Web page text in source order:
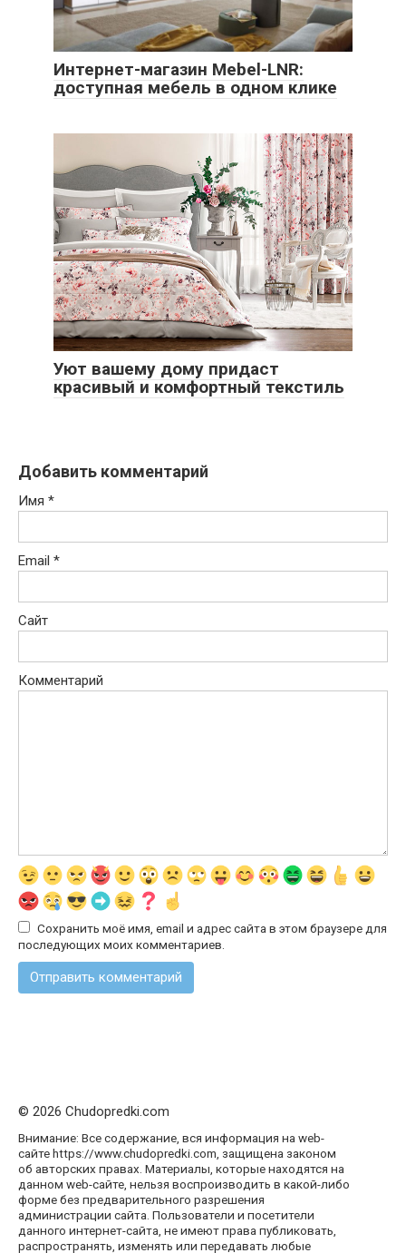
Интернет-магазин Mebel-LNR:
доступная мебель в одном клике
Уют вашему дому придаст
красивый и комфортный текстиль
Добавить комментарий
Имя *
Email *
Сайт
Комментарий
Сохранить моё имя, email и адрес сайта в этом браузере для
последующих моих комментариев.
© 2026 Chudopredki.com
Внимание: Все содержание, вся информация на web-
сайте https://www.chudopredki.com, защищена законом
об авторских правах. Материалы, которые находятся на
данном web-сайте, нельзя воспроизводить в какой-либо
форме без предварительного разрешения
администрации сайта. Пользователи и посетители
данного интернет-сайта, не имеют права публиковать,
распространять, изменять или передавать любые